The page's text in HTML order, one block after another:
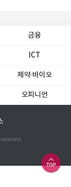
금융
ICT
제약∙바이오
오피니언